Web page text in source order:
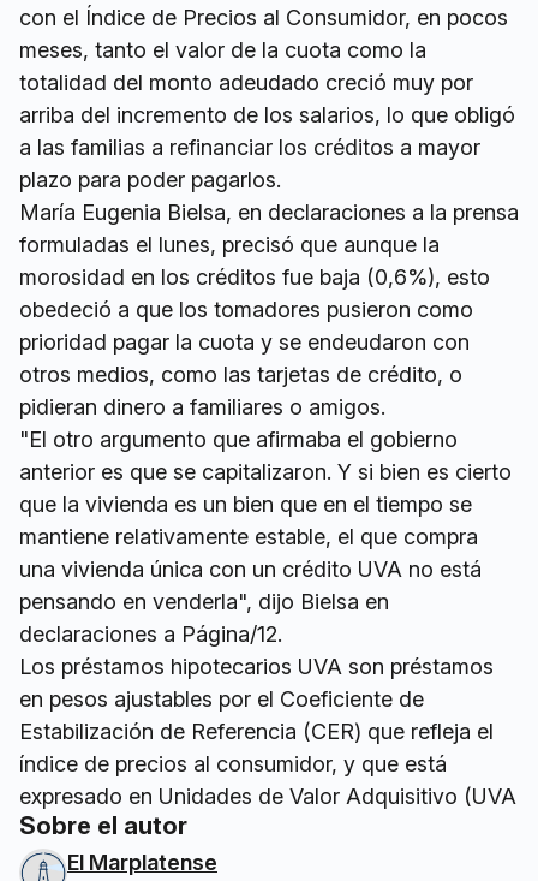
con el Índice de Precios al Consumidor, en pocos
meses, tanto el valor de la cuota como la
totalidad del monto adeudado creció muy por
arriba del incremento de los salarios, lo que obligó
a las familias a refinanciar los créditos a mayor
plazo para poder pagarlos.
María Eugenia Bielsa, en declaraciones a la prensa
formuladas el lunes, precisó que aunque la
morosidad en los créditos fue baja (0,6%), esto
obedeció a que los tomadores pusieron como
prioridad pagar la cuota y se endeudaron con
otros medios, como las tarjetas de crédito, o
pidieran dinero a familiares o amigos.
"El otro argumento que afirmaba el gobierno
anterior es que se capitalizaron. Y si bien es cierto
que la vivienda es un bien que en el tiempo se
mantiene relativamente estable, el que compra
una vivienda única con un crédito UVA no está
pensando en venderla", dijo Bielsa en
declaraciones a Página/12.
Los préstamos hipotecarios UVA son préstamos
en pesos ajustables por el Coeficiente de
Estabilización de Referencia (CER) que refleja el
índice de precios al consumidor, y que está
expresado en Unidades de Valor Adquisitivo (UVA
Sobre el autor
El Marplatense